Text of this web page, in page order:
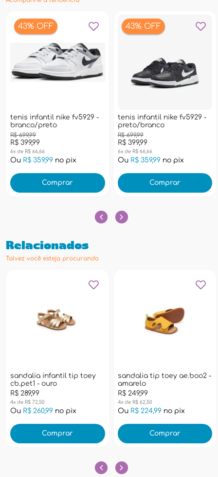
43% OFF
tenis infantil nike fv5929 -
branco/preto
R$ 399,99
R$ 699,99
6x de R$ 66,66
Ou R$ 359,99 no pix
Comprar
43% OFF
tenis infantil nike fv5929 -
preto/branco
R$ 399,99
R$ 699,99
6x de R$ 66,66
Ou R$ 359,99no pix
Comprar
Relacionados
Talvez você esteja procurando
sandalia infantil tip toey
cb.pet1 - ouro
R$ 289,99
4x de R$ 72,50
Ou R$ 260,99 no pix
Comprar
sandalia tip toey ae.boo2 -
amarelo
R$ 249,99
4x de R$ 62,50
Ou R$ 224,99no pix
Comprar